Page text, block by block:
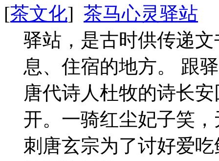
[茶文化] 茶马心灵驿站
驿站，是古时供传递
息、住宿的地方。 跟
唐代诗人杜牧的诗长
开。一骑红尘妃子笑
刺唐玄宗为了讨好爱